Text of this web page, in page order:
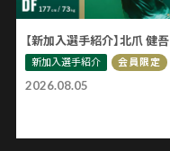
2026.08.05
【新加入選手紹介】北爪 健吾
新加入選手紹介 会員限定